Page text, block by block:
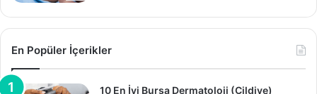
En Popüler İçerikler
10 En İyi Bursa Dermatoloji (Cildiye)